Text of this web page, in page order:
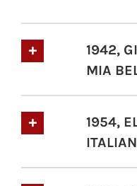
1942,
MIA
1954,